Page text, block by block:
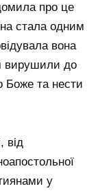
про це
стала одним
вона
вирушили до
Боже та нести
від
у